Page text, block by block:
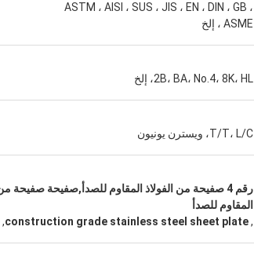
ASTM ، AISI ، SUS ، JIS ، EN ، DIN ، GB ،
ASME ، إلخ
2B، BA، No.4، 8K، HL، إلخ
T/T، L/C، ويسترن يونيون
المقاوم للصدأ
,
construction grade stainless steel sheet plate
,